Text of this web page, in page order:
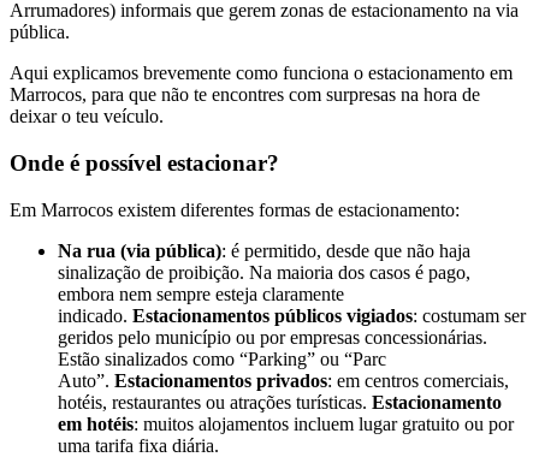
Arrumadores) informais que gerem zonas de estacionamento na via
pública.
Aqui explicamos brevemente como funciona o estacionamento em
Marrocos, para que não te encontres com surpresas na hora de
deixar o teu veículo.
Onde é possível estacionar?
Em Marrocos existem diferentes formas de estacionamento:
Na rua (via pública): é permitido, desde que não haja
sinalização de proibição. Na maioria dos casos é pago,
embora nem sempre esteja claramente
indicado. Estacionamentos públicos vigiados: costumam ser
geridos pelo município ou por empresas concessionárias.
Estão sinalizados como “Parking” ou “Parc
Auto”. Estacionamentos privados: em centros comerciais,
hotéis, restaurantes ou atrações turísticas. Estacionamento
em hotéis: muitos alojamentos incluem lugar gratuito ou por
uma tarifa fixa diária.